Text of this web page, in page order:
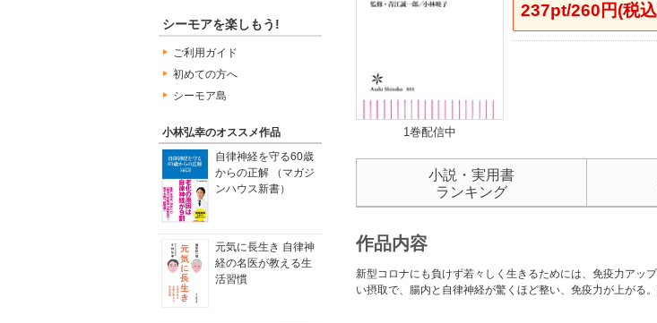
シーモアを楽しもう!
ご利用ガイド
初めての方へ
シーモア島
小林弘幸のオススメ作品
自律神経を守る60歳
からの正解 （マガジ
ンハウス新書）
元気に長生き 自律神
経の名医が教える生
活習慣
1巻配信中
237pt/260円(税
小説・実用書
ランキング
作品内容
新型コロナにも負けず若々しく生きるためには、免疫力アッ
い摂取で、腸内と自律神経が驚くほど整い、免疫力が上がる